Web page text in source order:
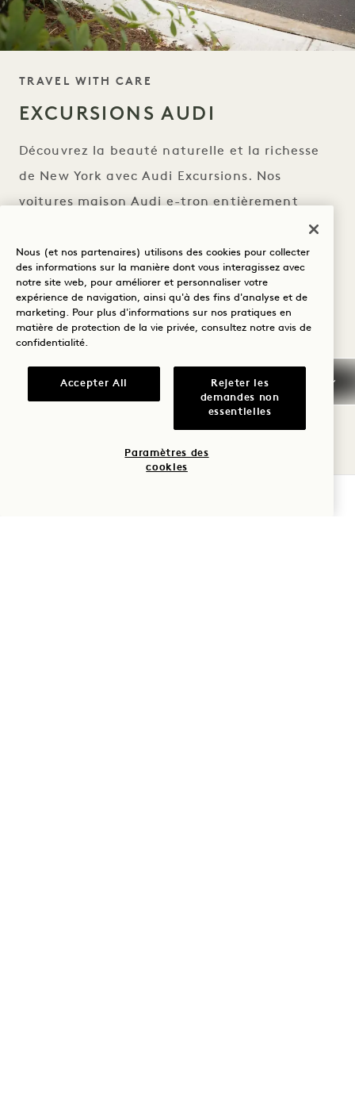
SLOGAN
TRAVEL WITH CARE
EXCURSIONS AUDI
Découvrez la beauté naturelle et la richesse
de New York avec Audi Excursions. Nos
voitures maison Audi e-tron entièrement
aventures urbaines inattendues à Prospect
Park et au château d'Oheka.
Nous (et nos partenaires) utilisons des cookies pour collecter
des informations sur la manière dont vous interagissez avec
notre site web, pour améliorer et personnaliser votre
expérience de navigation, ainsi qu'à des fins d'analyse et de
marketing. Pour plus d'informations sur nos pratiques en
matière de protection de la vie privée, consultez notre avis de
confidentialité.
Accepter All
Rejeter les
demandes non
essentielles
Paramètres des
cookies